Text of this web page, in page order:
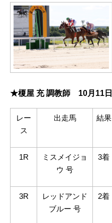
★榎屋 充 調教師 10月 11 日
レー
ス
出走馬 結果
1R
ミスメイジョ
ウ 号
3着
3R
レッドアンド
ブルー 号
2着